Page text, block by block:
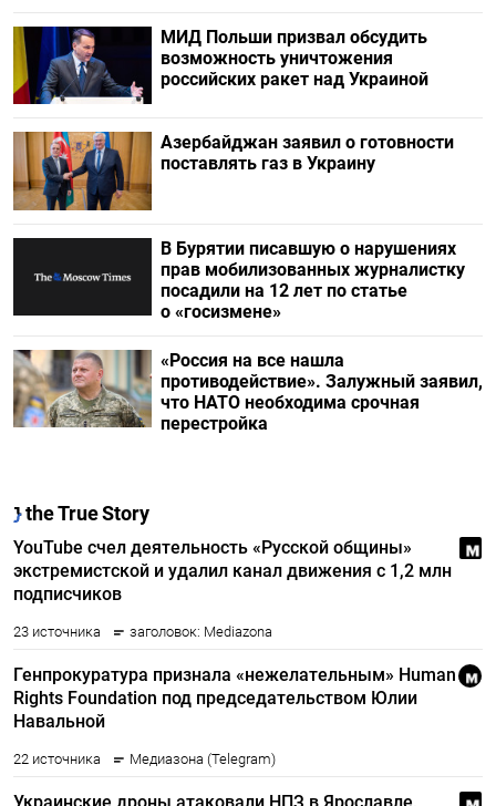
МИД Польши призвал обсудить
возможность уничтожения
российских ракет над Украиной
Азербайджан заявил о готовности
поставлять газ в Украину
В Бурятии писавшую о нарушениях
прав мобилизованных журналистку
посадили на 12 лет по статье
о «госизмене»
«Россия на все нашла
противодействие». Залужный заявил,
что НАТО необходима срочная
перестройка